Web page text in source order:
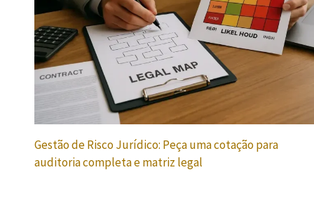
Gestão de Risco Jurídico: Peça uma cotação para
auditoria completa e matriz legal